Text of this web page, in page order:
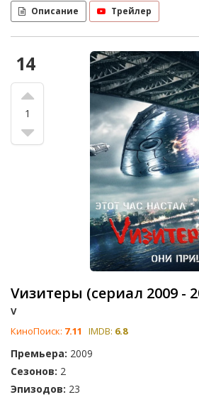
Описание Трейлер
14
1
Vизитеры (сериал 2009 -
V
КиноПоиск: 7.11 IMDB: 6.8
Премьера: 2009
Сезонов: 2
Эпизодов: 23